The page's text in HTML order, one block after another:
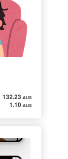
132.23 ALIS
1.10 ALIS